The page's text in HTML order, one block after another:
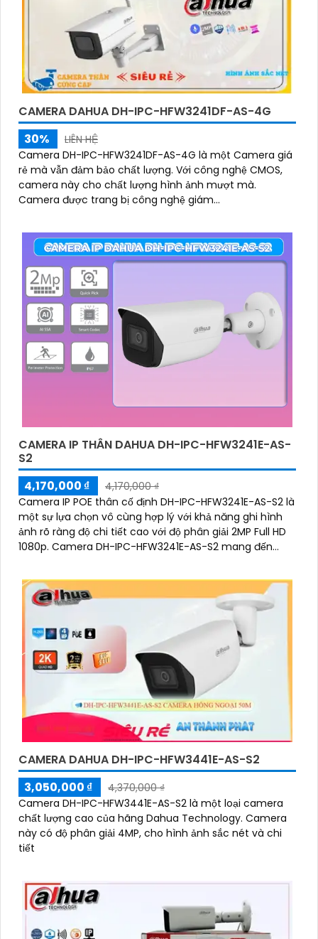
CAMERA DAHUA DH-IPC-HFW3241DF-AS-4G
30%
LIÊN HỆ
Camera DH-IPC-HFW3241DF-AS-4G là một Camera giá
rẻ mà vẫn đảm bảo chất lượng. Với công nghệ CMOS,
camera này cho chất lượng hình ảnh mượt mà.
Camera được trang bị công nghệ giám...
CAMERA IP THÂN DAHUA DH-IPC-HFW3241E-AS-
S2
4,170,000 ₫
4,170,000 ₫
Camera IP POE thân cố định DH-IPC-HFW3241E-AS-S2 là
một sự lựa chọn vô cùng hợp lý với khả năng ghi hình
ảnh rõ ràng độ chi tiết cao với độ phân giải 2MP Full HD
1080p. Camera DH-IPC-HFW3241E-AS-S2 mang đến
SMD 4
CAMERA DAHUA DH-IPC-HFW3441E-AS-S2
3,050,000 ₫
4,370,000 ₫
Camera DH-IPC-HFW3441E-AS-S2 là một loại camera
chất lượng cao của hãng Dahua Technology. Camera
này có độ phân giải 4MP, cho hình ảnh sắc nét và chi
tiết